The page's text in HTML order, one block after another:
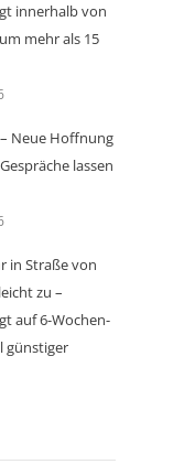
innerhalb von
mehr als 15
Neue Hoffnung
lassen
in Straße von
zu –
auf 6-Wochen-
günstiger